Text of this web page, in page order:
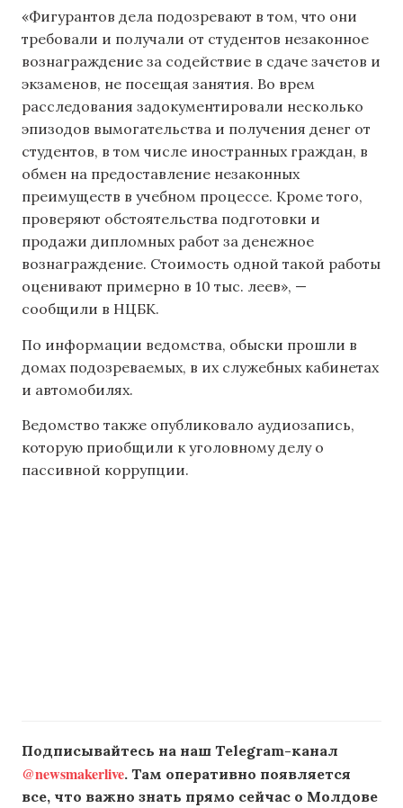
«Фигурантов дела подозревают в том, что они
требовали и получали от студентов незаконное
вознаграждение за содействие в сдаче зачетов и
экзаменов, не посещая занятия. Во врем
расследования задокументировали несколько
эпизодов вымогательства и получения денег от
студентов, в том числе иностранных граждан, в
обмен на предоставление незаконных
преимуществ в учебном процессе. Кроме того,
проверяют обстоятельства подготовки и
продажи дипломных работ за денежное
вознаграждение. Стоимость одной такой работы
оценивают примерно в 10 тыс. леев», —
сообщили в НЦБК.
По информации ведомства, обыски прошли в
домах подозреваемых, в их служебных кабинетах
и автомобилях.
Ведомство также опубликовало аудиозапись,
которую приобщили к уголовному делу о
пассивной коррупции.
Подписывайтесь на наш Telegram-канал
@newsmakerlive. Там оперативно появляется
все, что важно знать прямо сейчас о Молдове